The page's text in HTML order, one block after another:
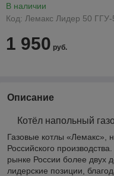
В наличии
Код: Лемакс Лидер 50 ГГУ-
1 950 руб.
Описание
Котёл напольный
Газовые котлы «Лемакс»,
Российского
рынке России более двух
лидерские позиции,